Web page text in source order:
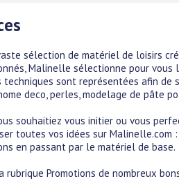
sélection de matériel de loisirs
Malinelle sélectionne pour
sont représentées afin de
deco, perles, modelage de pâte
souhaitiez vous initier ou vous
toutes vos idées sur Malinelle.com
en passant par le matériel de base.
rubrique Promotions de nombreux